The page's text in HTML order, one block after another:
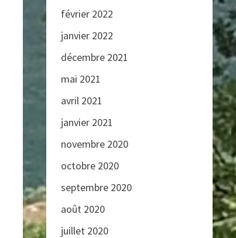
février 2022
janvier 2022
décembre 2021
mai 2021
avril 2021
janvier 2021
novembre 2020
octobre 2020
septembre 2020
août 2020
juillet 2020